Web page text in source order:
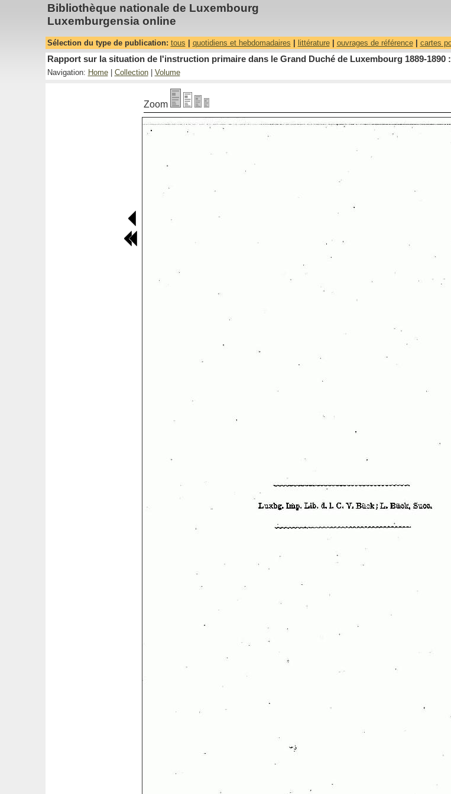
Bibliothèque nationale de Luxembourg
Luxemburgensia online
Sélection du type de publication: tous quotidiens et hebdomadaires littérature| ouvrages de référence| cartes
Rapport sur la situation de l'instruction primaire dans le Grand Duché de Luxembourg 1889-1890 :
Navigation: Home| Collection| Volume
Zoom